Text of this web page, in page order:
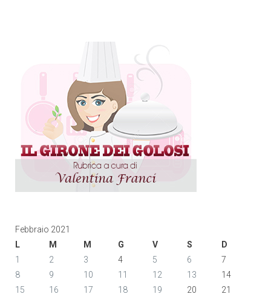
Febbraio 2021
L
M M G V S
D
1
2 3 4 5 6
7
8
9 10 11 12 13
14
15
16 17 18 19 20
21